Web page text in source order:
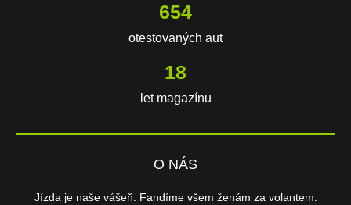
654
otestovaných aut
18
let magazínu
O NÁS
Jízda je naše vášeň. Fandíme všem ženám za volantem.